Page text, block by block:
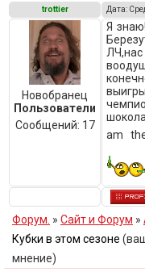
trottier Дата:
Новобранец
Пользователи
Сообщений: 17
Я
am
Форум. » Сайт и Форум »
Кубки в этом сезоне
мнение)